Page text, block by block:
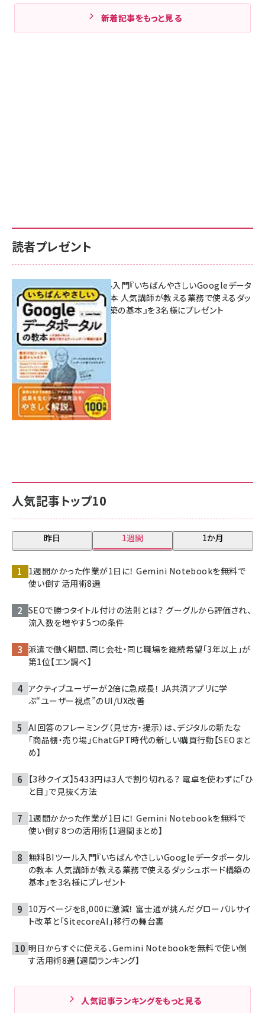
新着記事をもっと見る
人気記事トップ10
昨日 1週間 1か月
1週間かかった作業が1日に！ Gemini Notebookを無料で
使い倒す活用術8選
SEOで勝つタイトル付けの法則とは？ グーグルから評価され、
流入数を増やす5つの条件
派遣で働く期間、同じ会社・同じ職場を継続希望「3年以上」が
第1位【エン調べ】
アクティブユーザーが2倍に急成長！ JA共済アプリに学
ぶ“ユーザー視点”のUI/UX改善
AI回答のフレーミング（見せ方・提示）は、デジタルの新たな
「商品棚・売り場」――ChatGPT時代の新しい購買行動【SEOまと
め】
【3秒クイズ】5433円は3人で割り切れる？ 電卓を使わずに「ひ
と目」で見抜く方法
1週間かかった作業が1日に！ Gemini Notebookを無料で
使い倒す8つの活用術【1週間まとめ】
無料BIツール入門『いちばんやさしいGoogleデータポータル
の教本 人気講師が教える業務で使えるダッシュボード構築の
基本』を3名様にプレゼント
10万ページを8,000に激減！ 富士通が挑んだグローバルサイ
ト改革と「SitecoreAI」移行の舞台裏
明日からすぐに使える、Gemini Notebookを無料で使い倒
す活用術8選【週間ランキング】
人気記事ランキングをもっと見る
読者プレゼント
無料BIツール入門『いちばんやさしいGoogleデータ
ポータルの教本 人気講師が教える業務で使えるダッ
シュボード構築の基本』を3名様にプレゼント
7月31日 10:00